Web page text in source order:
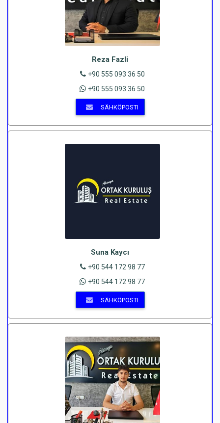
Reza Fazli
+90 555 093 36 50
+90 555 093 36 50
SÄHKÖPOSTI
Suna Kaycı
+90 544 172 98 77
+90 544 172 98 77
SÄHKÖPOSTI